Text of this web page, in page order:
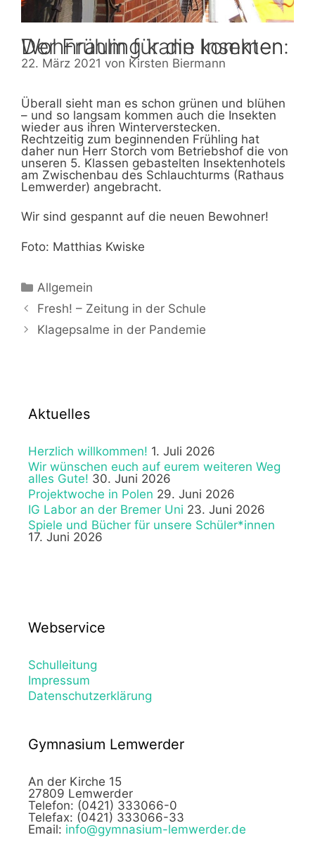
Der Frühling kann kommen: Wohnraum für die Insekten
22. März 2021 von Kirsten Biermann
Überall sieht man es schon grünen und blühen
– und so langsam kommen auch die Insekten
wieder aus ihren Winterverstecken.
Rechtzeitig zum beginnenden Frühling hat
daher nun Herr Storch vom Betriebshof die von
unseren 5. Klassen gebastelten Insektenhotels
am Zwischenbau des Schlauchturms (Rathaus
Lemwerder) angebracht.
Wir sind gespannt auf die neuen Bewohner!
Foto: Matthias Kwiske
Kategorien
Allgemein
Fresh! – Zeitung in der Schule
Klagepsalme in der Pandemie
Aktuelles
Herzlich willkommen! 1. Juli 2026
Wir wünschen euch auf eurem weiteren Weg
alles Gute! 30. Juni 2026
Projektwoche in Polen 29. Juni 2026
IG Labor an der Bremer Uni 23. Juni 2026
Spiele und Bücher für unsere Schüler*innen
17. Juni 2026
Webservice
Schulleitung
Impressum
Datenschutzerklärung
Gymnasium Lemwerder
An der Kirche 15
27809 Lemwerder
Telefon: (0421) 333066-0
Telefax: (0421) 333066-33
Email: info@gymnasium-lemwerder.de